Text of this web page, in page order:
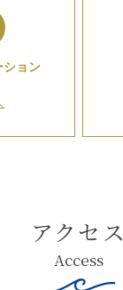
ション
アクセス
Access